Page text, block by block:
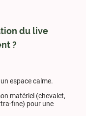
du live
?
espace calme.
matériel (chevalet,
fine) pour une